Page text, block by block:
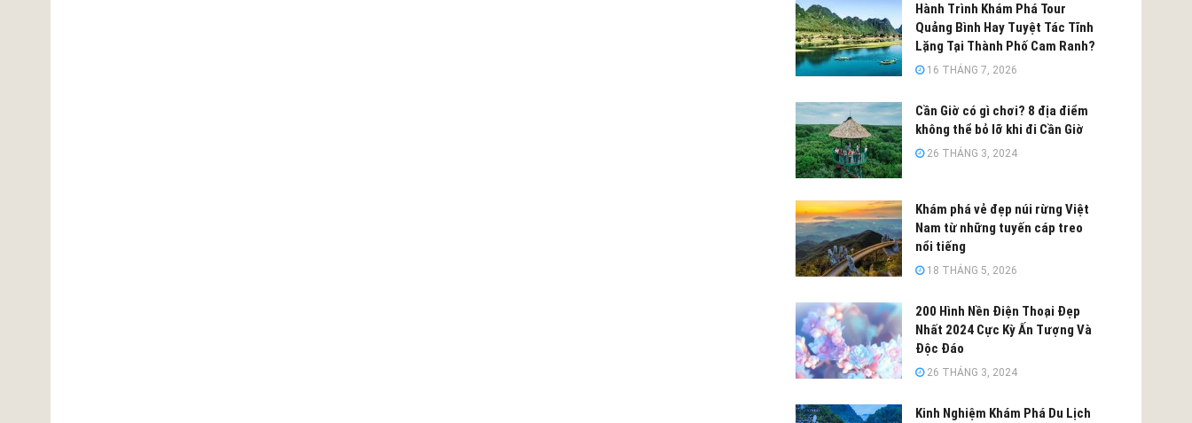
Hành Trình Khám Phá Tour
Quảng Bình Hay Tuyệt Tác Tĩnh
Lặng Tại Thành Phố Cam Ranh?
16 THÁNG 7, 2026
Cần Giờ có gì chơi? 8 địa điểm
không thể bỏ lỡ khi đi Cần Giờ
26 THÁNG 3, 2024
Khám phá vẻ đẹp núi rừng Việt
Nam từ những tuyến cáp treo
nổi tiếng
18 THÁNG 5, 2026
200 Hình Nền Điện Thoại Đẹp
Nhất 2024 Cực Kỳ Ấn Tượng Và
Độc Đáo
26 THÁNG 3, 2024
Kinh Nghiệm Khám Phá Du Lịch